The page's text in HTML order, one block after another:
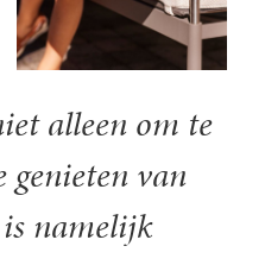
alleen om te
genieten van
namelijk